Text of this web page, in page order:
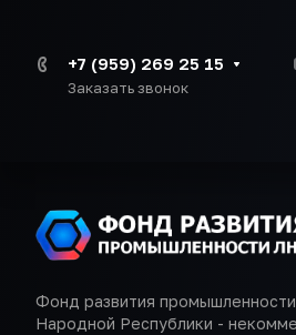
+7 (959) 269 25 15
Заказать звонок
Фонд развития промышленности
Народной Республики -